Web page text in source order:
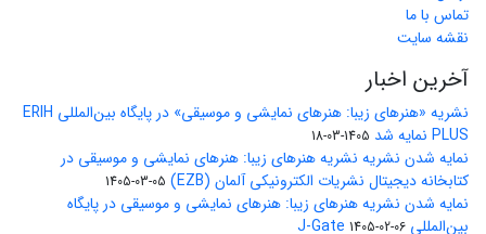
تماس با ما
نقشه سایت
آخرین اخبار
نشریه «هنرهای زیبا: هنرهای نمایشی و موسیقی» در پایگاه بین‌المللی ERIH
PLUS نمایه شد
1405-03-18
نمایه شدن نشریه نشریه هنرهای زیبا: هنرهای نمایشی و موسیقی در
کتابخانه دیجیتال نشریات الکترونیکی آلمان (EZB)
1405-03-05
نمایه شدن نشریه هنرهای زیبا: هنرهای نمایشی و موسیقی در پایگاه
بین‌المللی J-Gate 1405-02-06